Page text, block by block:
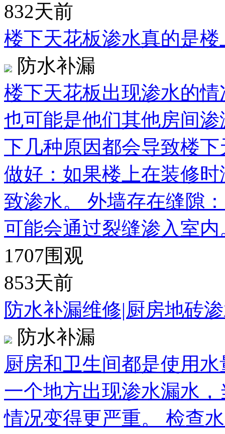
832天前
楼下天花板渗水真的是
防水补漏
楼下天花板出现渗水的
也可能是他们其他房间
下几种原因都会导致楼
做好：如果楼上在装修
致渗水。 外墙存在缝隙
可能会通过裂缝渗入室内
1707围观
853天前
防水补漏维修|厨房地砖
防水补漏
厨房和卫生间都是使用
一个地方出现渗水漏水
情况变得更严重。 检查